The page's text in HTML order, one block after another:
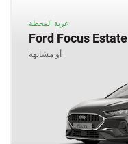
عربة المحطة
Ford Focus Estate
أو مشابهة